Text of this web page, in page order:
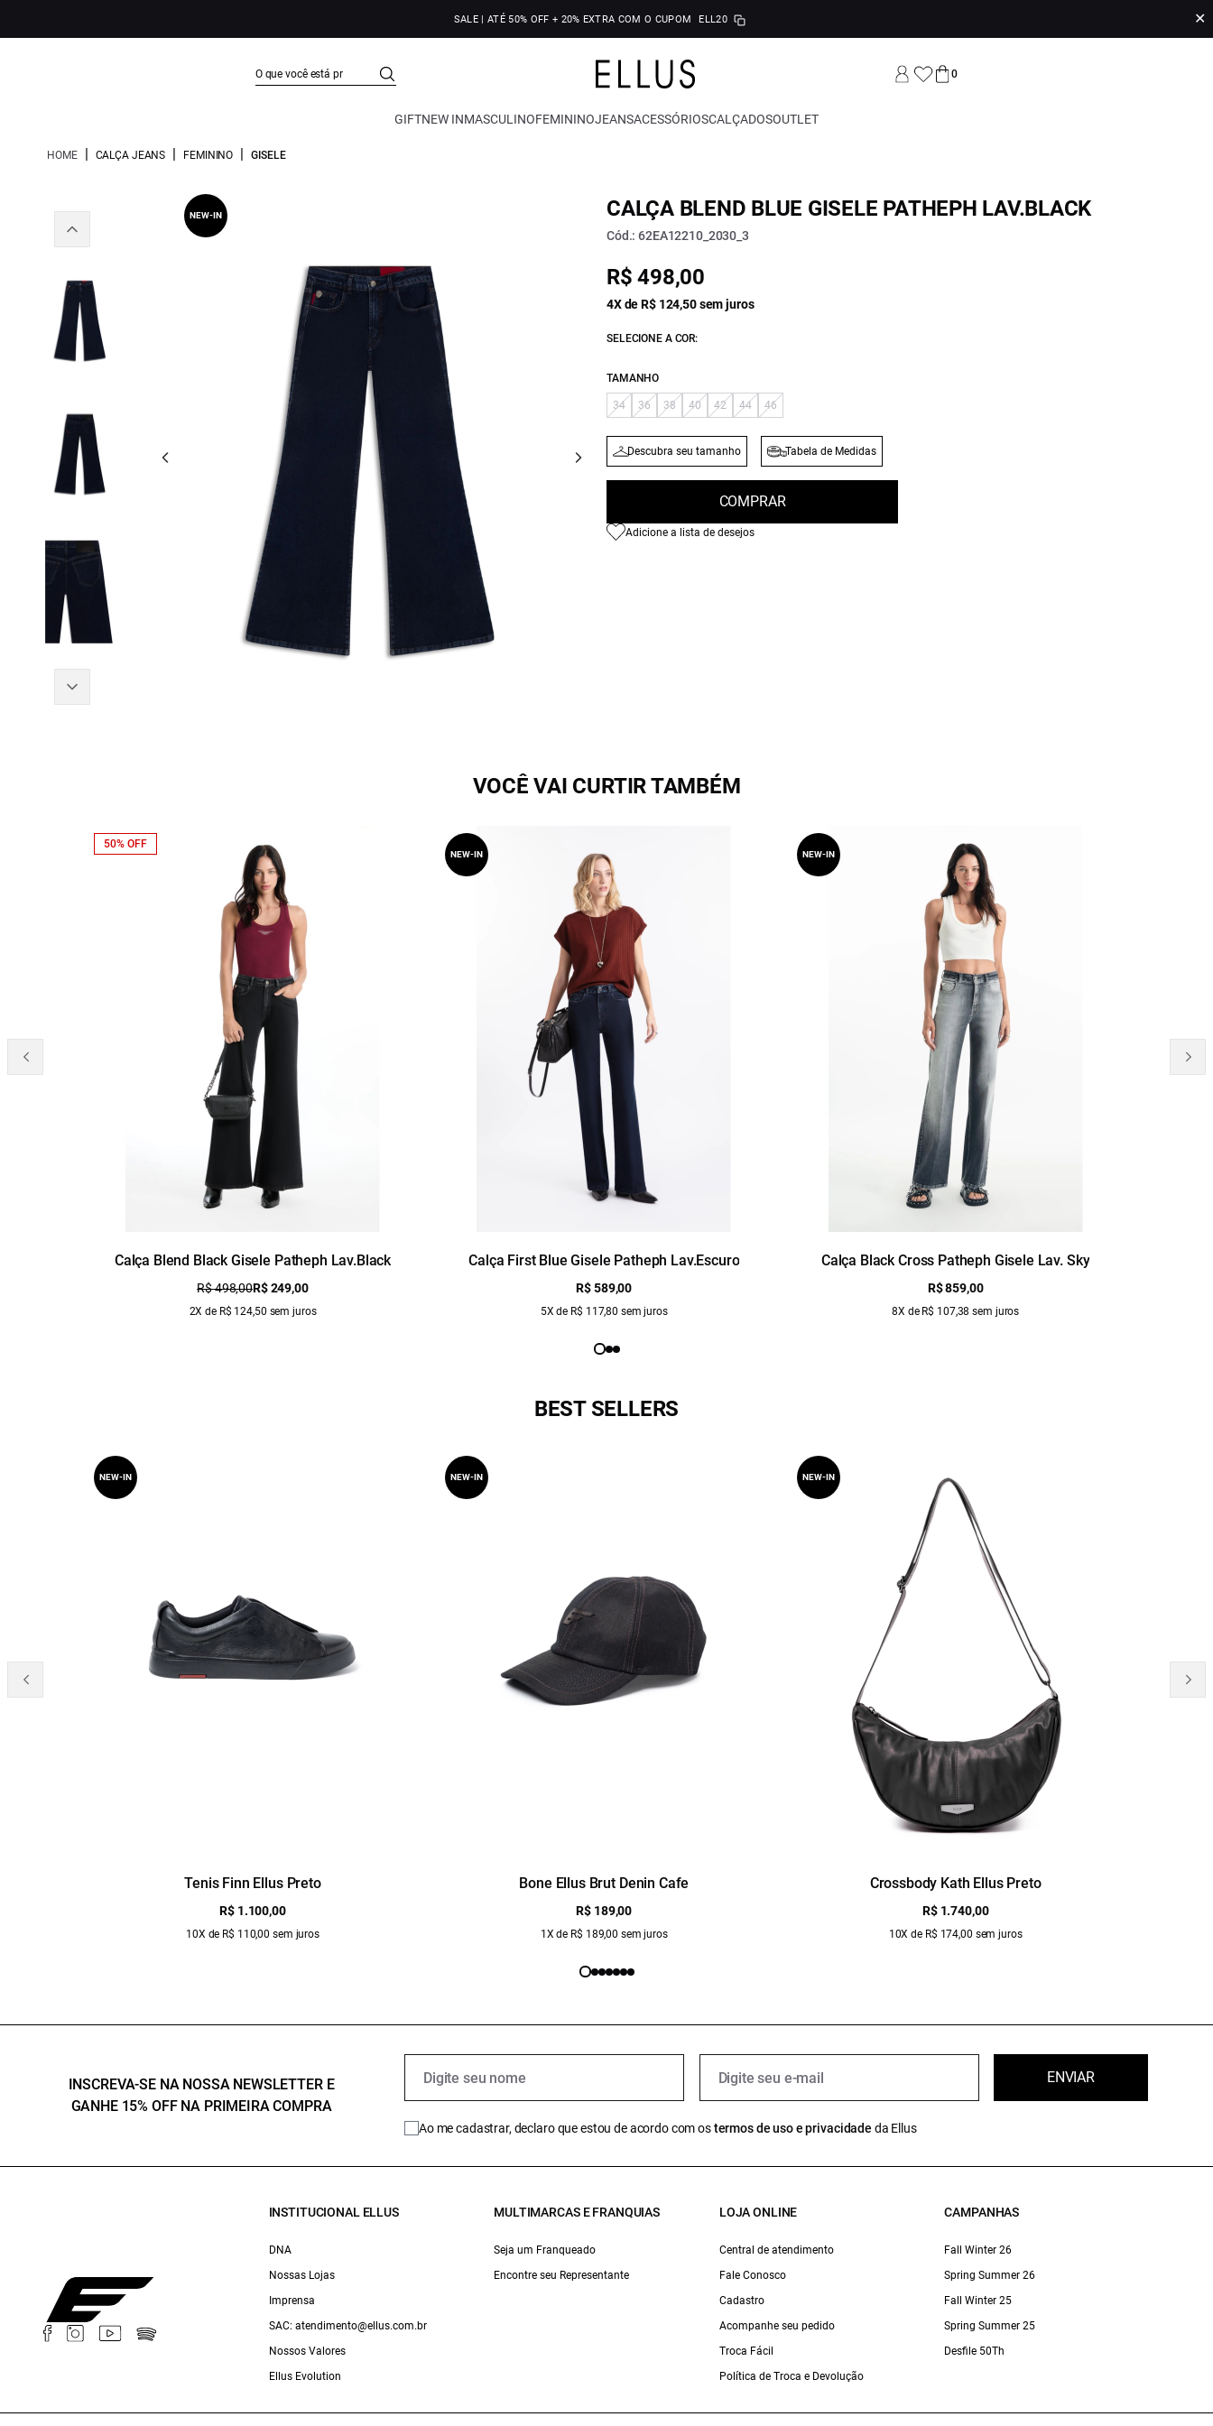
SALE | ATÉ 50% OFF + 20% EXTRA COM O CUPOM ELL20 ✕
0
GIFTNEW INMASCULINOFEMININOJEANSACESSÓRIOSCALÇADOSOUTLET
HOME | CALÇA JEANS | FEMININO | GISELE
NEW-IN CALÇA BLEND BLUE GISELE PATHEPH LAV.BLACK
Cód.: 62EA12210_2030_3
R$ 498,00
4X de R$ 124,50 sem juros
SELECIONE A COR:
TAMANHO
34 36 38 40 42 44 46
Descubra seu tamanho Tabela de Medidas
COMPRAR
Adicione a lista de desejos
VOCÊ VAI CURTIR TAMBÉM
Calça Blend Black Gisele Patheph Lav.Black
R$ 498,00R$ 249,00
2X de R$ 124,50 sem juros
50% OFF
Calça First Blue Gisele Patheph Lav.Escuro
R$ 589,00
5X de R$ 117,80 sem juros
NEW-IN
Calça Black Cross Patheph Gisele Lav. Sky
R$ 859,00
8X de R$ 107,38 sem juros
NEW-IN
BEST SELLERS
Tenis Finn Ellus Preto
R$ 1.100,00
10X de R$ 110,00 sem juros
NEW-IN
Bone Ellus Brut Denin Cafe
R$ 189,00
1X de R$ 189,00 sem juros
NEW-IN
Crossbody Kath Ellus Preto
R$ 1.740,00
10X de R$ 174,00 sem juros
NEW-IN
INSCREVA-SE NA NOSSA NEWSLETTER E
GANHE 15% OFF NA PRIMEIRA COMPRA
ENVIAR
Ao me cadastrar, declaro que estou de acordo com ostermos de uso e privacidade da Ellus
INSTITUCIONAL ELLUS
DNA
Nossas Lojas
Imprensa
SAC: atendimento@ellus.com.br
Nossos Valores
Ellus Evolution
MULTIMARCAS E FRANQUIAS
Seja um Franqueado
Encontre seu Representante
LOJA ONLINE
Central de atendimento
Fale Conosco
Cadastro
Acompanhe seu pedido
Troca Fácil
Política de Troca e Devolução
CAMPANHAS
Fall Winter 26
Spring Summer 26
Fall Winter 25
Spring Summer 25
Desfile 50Th